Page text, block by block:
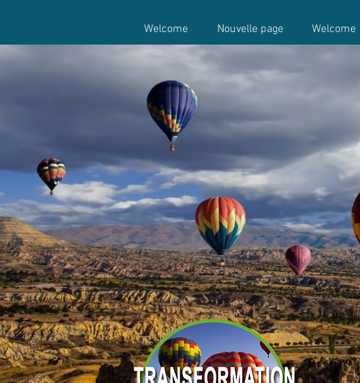
Welcome Nouvelle page Welcome